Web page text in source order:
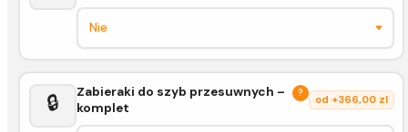
🔒
Zabieraki do szyb przesuwnych –
komplet
?
od +366,00 zl